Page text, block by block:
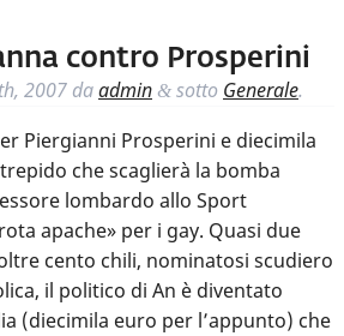
contro Prosperini
2007 daadmin & sotto Generale.
Piergianni Prosperini e diecimila
che scaglierà la bomba
lombardo allo Sport
apache» per i gay. Quasi due
cento chili, nominatosi scudiero
il politico di An è diventato
(diecimila euro per l’appunto) che